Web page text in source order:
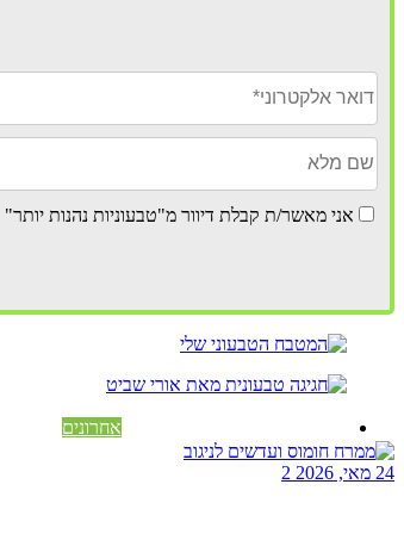
אני מאשר/ת קבלת דיוור מ"טבעוניות נהנות יותר"
אחרונים
24 מאי, 2026 2